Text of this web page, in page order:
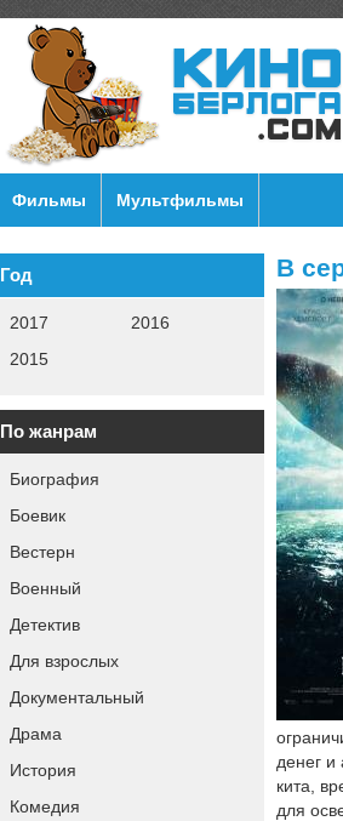
Фильмы Мультфильмы
Год
2017
2016
2015
По жанрам
Биография
Боевик
Вестерн
Военный
Детектив
Для взрослых
Документальный
Драма
История
Комедия
В
денег и
кита,
для